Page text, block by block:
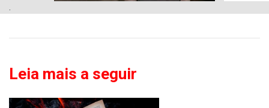
.
Leia mais a seguir